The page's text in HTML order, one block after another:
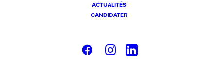
ACTUALITÉS
CANDIDATER